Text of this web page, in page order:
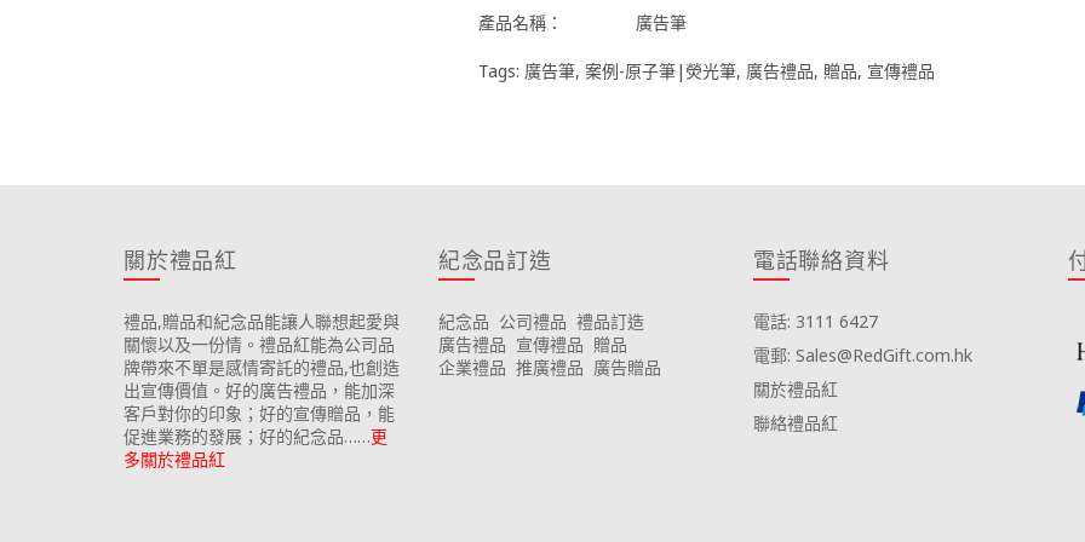
產品名稱： 廣告筆
Tags: 廣告筆, 案例-原子筆|熒光筆, 廣告禮品, 贈品, 宣傳禮品
關於禮品紅
禮品,贈品和紀念品能讓人聯想起愛與
關懷以及一份情。禮品紅能為公司品
牌帶來不單是感情寄託的禮品,也創造
出宣傳價值。好的廣告禮品，能加深
客戶對你的印象；好的宣傳贈品，能
促進業務的發展；好的紀念品……更
多關於禮品紅
紀念品訂造
紀念品 公司禮品 禮品訂造
廣告禮品 宣傳禮品 贈品
企業禮品 推廣禮品 廣告贈品
電話聯絡資料
電話: 3111 6427
電郵: Sales@RedGift.com.hk
關於禮品紅
聯絡禮品紅